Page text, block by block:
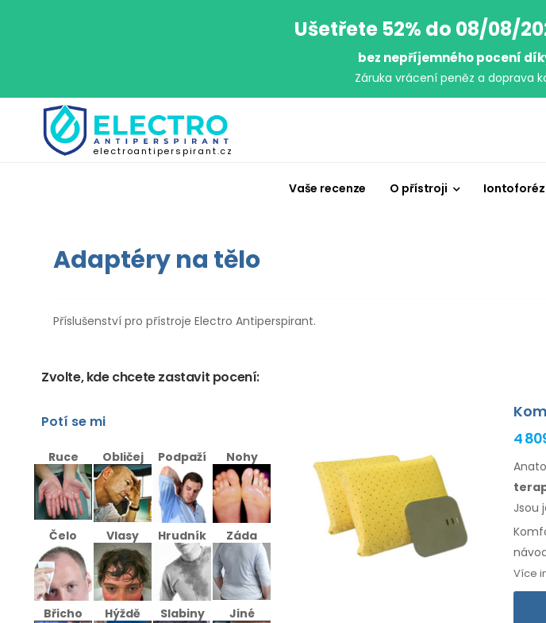
Ušetřete 52% do 08/08/
bez nepříjemného pocení
Záruka vrácení peněz a doprava
electroantiperspirant.cz
Vaše recenze O přístroji
Adaptéry na tělo
Příslušenství pro přístroje Electro Antiperspirant.
Zvolte, kde chcete zastavit pocení:
Potí se mi
Ruce Obličej Podpaží Nohy
Čelo Vlasy Hrudník Záda
Břicho Hýždě Slabiny Jiné
4
Jsou
Více